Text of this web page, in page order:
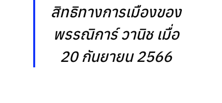
สิทธิทางการเมืองของ
พรรณิการ์ วานิช เมื่อ
20 กันยายน 2566